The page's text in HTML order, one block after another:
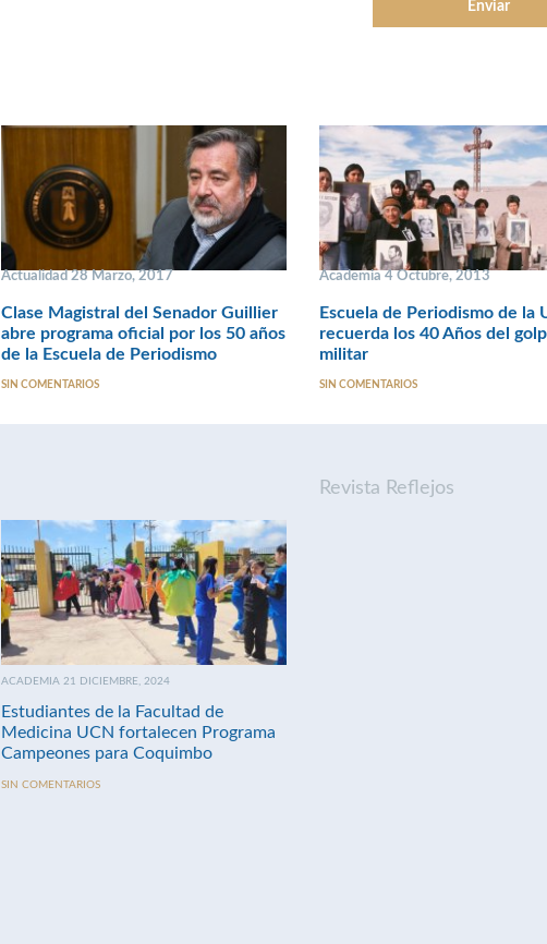
Actualidad 28 Marzo, 2017
Clase Magistral del Senador Guillier
abre programa oficial por los 50 años
de la Escuela de Periodismo
SIN COMENTARIOS
Academia 4 Octubre, 2013
Escuela de Periodismo de la
recuerda los 40 Años del
militar
SIN COMENTARIOS
ACADEMIA 21 DICIEMBRE, 2024
Estudiantes de la Facultad de
Medicina UCN fortalecen Programa
Campeones para Coquimbo
SIN COMENTARIOS
Revista Reflejos